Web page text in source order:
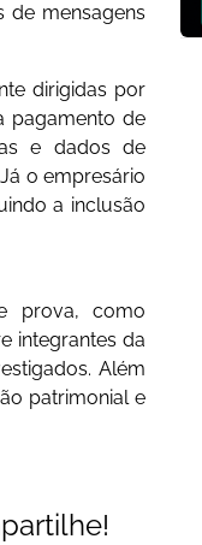
de mensagens
dirigidas por
pagamento de
e dados de
o empresário
a inclusão
prova, como
integrantes da
Além
patrimonial e